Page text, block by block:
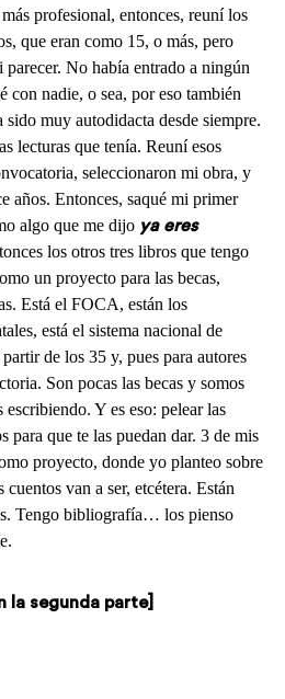
profesional, entonces, reuní los
que eran como 15, o más, pero
parecer. No había entrado a ningún
con nadie, o sea, por eso también
muy autodidacta desde siempre.
lecturas que tenía. Reuní esos
seleccionaron mi obra, y
años. Entonces, saqué mi primer
algo que me dijo ya eres
los otros tres libros que tengo
un proyecto para las becas,
Está el FOCA, están los
está el sistema nacional de
de los 35 y, pues para autores
Son pocas las becas y somos
Y es eso: pelear las
para que te las puedan dar. 3 de mis
proyecto, donde yo planteo sobre
van a ser, etcétera. Están
Tengo bibliografía… los pienso
la segunda parte]